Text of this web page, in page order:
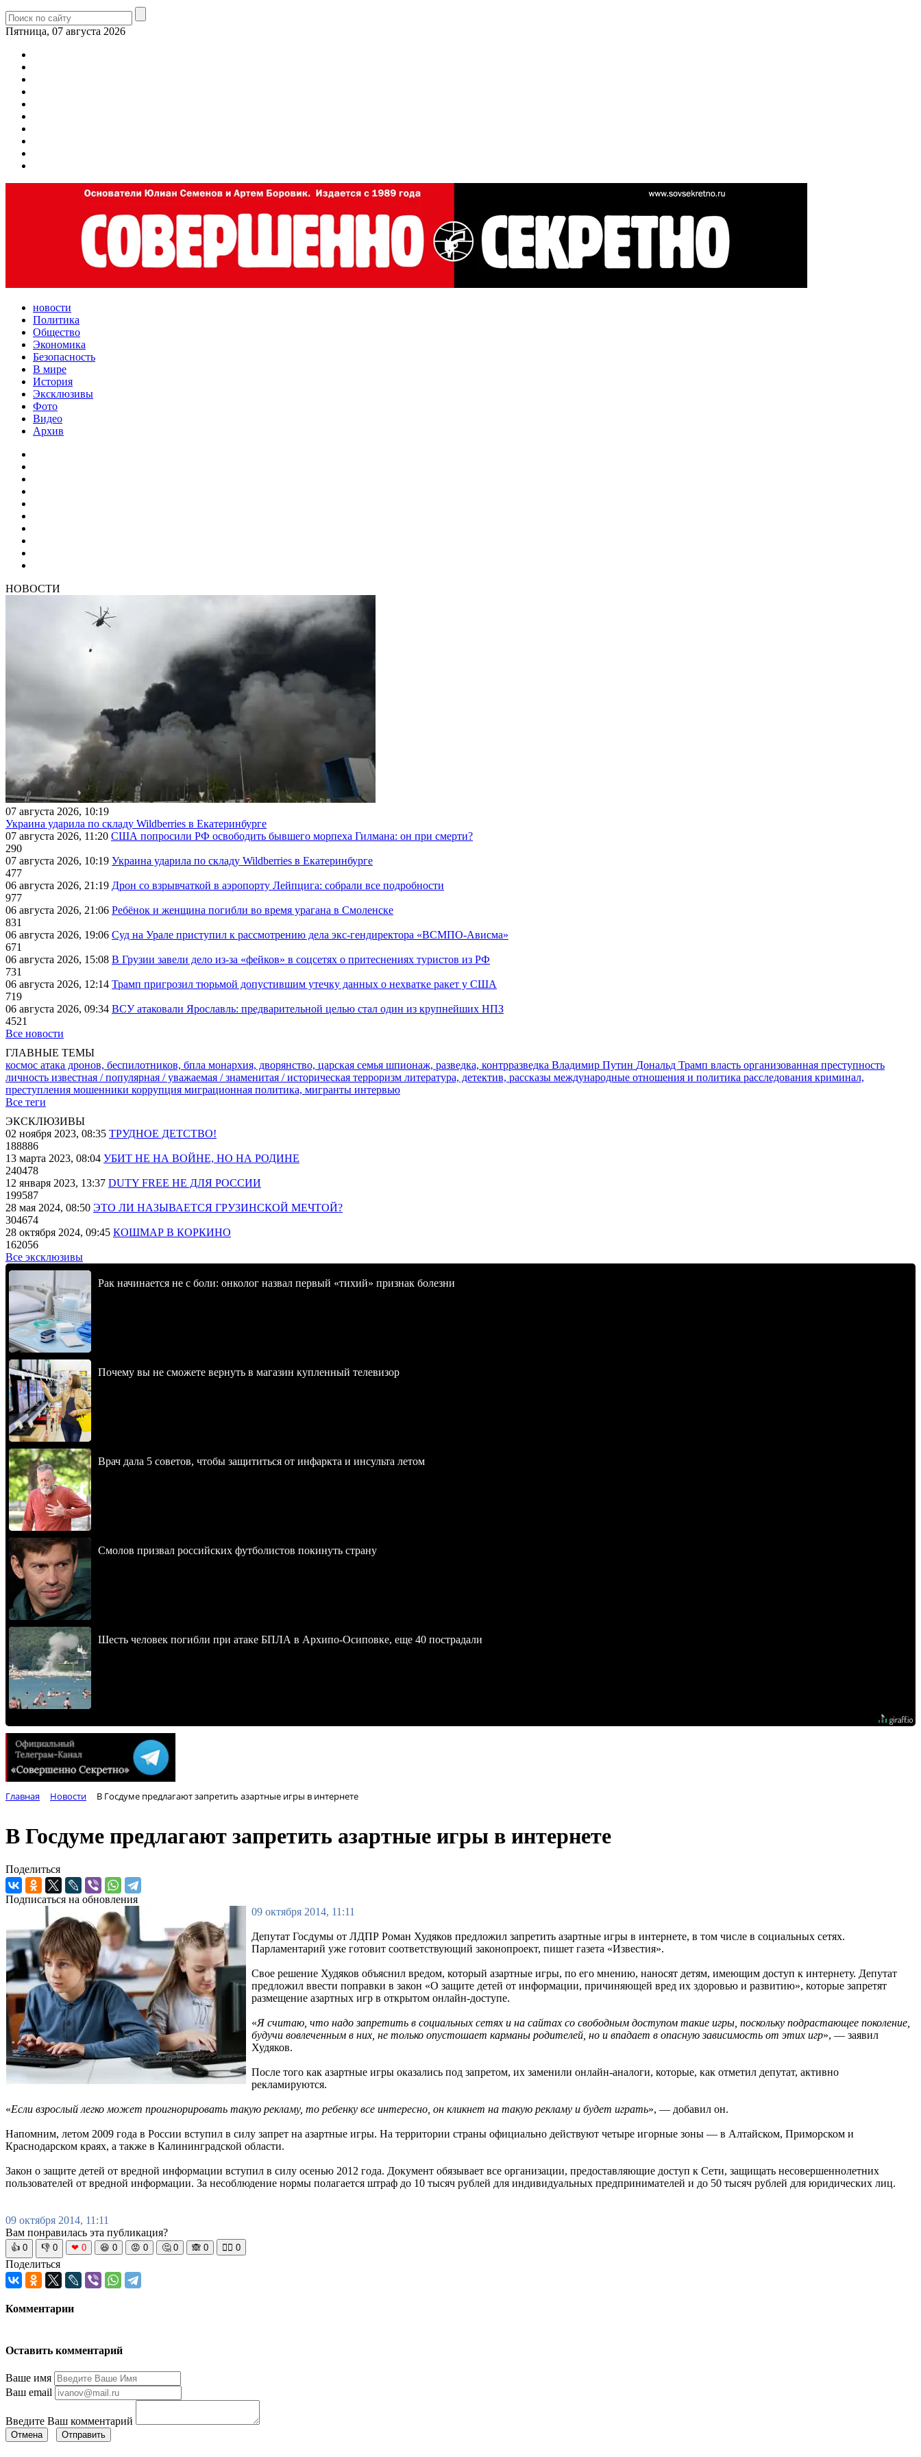
Пятница, 07 августа 2026
новости
Политика
Общество
Экономика
Безопасность
В мире
История
Эксклюзивы
Фото
Видео
Архив
НОВОСТИ
07 августа 2026, 10:19
Украина ударила по складу Wildberries в Екатеринбурге
07 августа 2026, 11:20 США попросили РФ освободить бывшего морпеха Гилмана: он при смерти?
290
07 августа 2026, 10:19 Украина ударила по складу Wildberries в Екатеринбурге
477
06 августа 2026, 21:19 Дрон со взрывчаткой в аэропорту Лейпцига: собрали все подробности
977
06 августа 2026, 21:06 Ребёнок и женщина погибли во время урагана в Смоленске
831
06 августа 2026, 19:06 Суд на Урале приступил к рассмотрению дела экс-гендиректора «ВСМПО-Ависма»
671
06 августа 2026, 15:08 В Грузии завели дело из-за «фейков» в соцсетях о притеснениях туристов из РФ
731
06 августа 2026, 12:14 Трамп пригрозил тюрьмой допустившим утечку данных о нехватке ракет у США
719
06 августа 2026, 09:34 ВСУ атаковали Ярославль: предварительной целью стал один из крупнейших НПЗ
4521
Все новости
ГЛАВНЫЕ ТЕМЫ
космос атака дронов, беспилотников, бпла монархия, дворянство, царская семья шпионаж, разведка, контрразведка Владимир Путин Дональд Трамп власть организованная преступность
личность известная / популярная / уважаемая / знаменитая / историческая терроризм литература, детектив, рассказы международные отношения и политика расследования криминал,
преступления мошенники коррупция миграционная политика, мигранты интервью
Все теги
ЭКСКЛЮЗИВЫ
02 ноября 2023, 08:35 ТРУДНОЕ ДЕТСТВО!
188886
13 марта 2023, 08:04 УБИТ НЕ НА ВОЙНЕ, НО НА РОДИНЕ
240478
12 января 2023, 13:37 DUTY FREE НЕ ДЛЯ РОССИИ
199587
28 мая 2024, 08:50 ЭТО ЛИ НАЗЫВАЕТСЯ ГРУЗИНСКОЙ МЕЧТОЙ?
304674
28 октября 2024, 09:45 КОШМАР В КОРКИНО
162056
Все эксклюзивы
Рак начинается не с боли: онколог назвал первый «тихий» признак болезни
Почему вы не сможете вернуть в магазин купленный телевизор
Врач дала 5 советов, чтобы защититься от инфаркта и инсульта летом
Смолов призвал российских футболистов покинуть страну
Шесть человек погибли при атаке БПЛА в Архипо-Осиповке, еще 40 пострадали
Главная Новости В Госдуме предлагают запретить азартные игры в интернете
В Госдуме предлагают запретить азартные игры в интернете
Поделиться
Подписаться на обновления
09 октября 2014, 11:11
Депутат Госдумы от ЛДПР Роман Худяков предложил запретить азартные игры в интернете, в том числе в социальных сетях.
Парламентарий уже готовит соответствующий законопроект, пишет газета «Известия».
Свое решение Худяков объяснил вредом, который азартные игры, по его мнению, наносят детям, имеющим доступ к интернету. Депутат
предложил ввести поправки в закон «О защите детей от информации, причиняющей вред их здоровью и развитию», которые запретят
размещение азартных игр в открытом онлайн-доступе.
«Я считаю, что надо запретить в социальных сетях и на сайтах со свободным доступом такие игры, поскольку подрастающее поколение,
будучи вовлеченным в них, не только опустошает карманы родителей, но и впадает в опасную зависимость от этих игр», — заявил
Худяков.
После того как азартные игры оказались под запретом, их заменили онлайн-аналоги, которые, как отметил депутат, активно
рекламируются.
«Если взрослый легко может проигнорировать такую рекламу, то ребенку все интересно, он кликнет на такую рекламу и будет играть», — добавил он.
Напомним, летом 2009 года в России вступил в силу запрет на азартные игры. На территории страны официально действуют четыре игорные зоны — в Алтайском, Приморском и
Краснодарском краях, а также в Калининградской области.
Закон о защите детей от вредной информации вступил в силу осенью 2012 года. Документ обязывает все организации, предоставляющие доступ к Сети, защищать несовершеннолетних
пользователей от вредной информации. За несоблюдение нормы полагается штраф до 10 тысяч рублей для индивидуальных предпринимателей и до 50 тысяч рублей для юридических лиц.
09 октября 2014, 11:11
Вам понравилась эта публикация?
👍 0 👎 0 ❤ 0 😆 0 😡 0 🤔 0 🙈 0 🧘‍♀️ 0
Поделиться
Комментарии
Оставить комментарий
Ваше имя
Ваш email
Введите Ваш комментарий
Отмена Отправить